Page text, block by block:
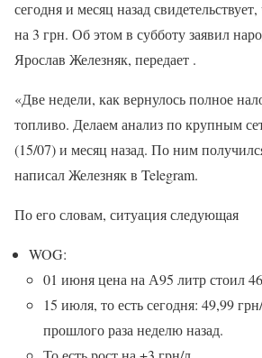
сегодня и месяц назад
на 3 грн. Об этом в субботу заявил
Ярослав Железняк, передает .
«Две недели, как вернулось полное
топливо. Делаем анализ по крупным
(15/07) и месяц назад. По ним
написал Железняк в Telegram.
По его словам, ситуация следующая
WOG:
01 июня цена на А95 литр стоил
15 июля, то есть сегодня: 49,99
прошлого раза неделю назад.